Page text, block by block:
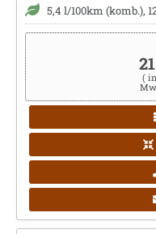
5,4 l/100km (komb.),
(